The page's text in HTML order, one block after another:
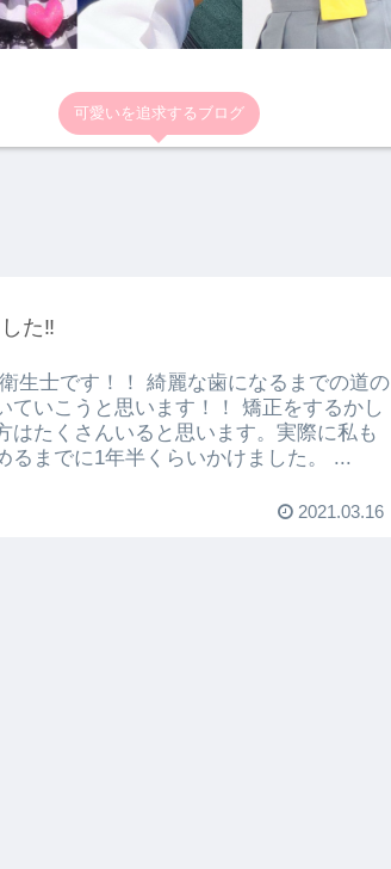
可愛いを追求するブログ
た‼
生士です！！ 綺麗な歯になるまでの道の
ていこうと思います！！ 矯正をするかし
はたくさんいると思います。実際に私も
るまでに1年半くらいかけました。 ...
2021.03.16